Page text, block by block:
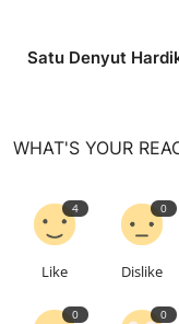
Satu Denyut
WHAT'S YOUR
4
Like
0
Dislike
0 0